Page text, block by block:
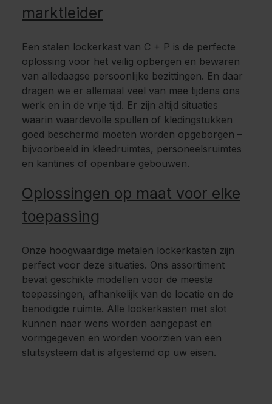
marktleider
Een stalen lockerkast van C + P is de perfecte
oplossing voor het veilig opbergen en bewaren
van alledaagse persoonlijke bezittingen. En daar
dragen we er allemaal veel van mee tijdens ons
werk en in de vrije tijd. Er zijn altijd situaties
waarin waardevolle spullen of kledingstukken
goed beschermd moeten worden opgeborgen –
bijvoorbeeld in kleedruimtes, personeelsruimtes
en kantines of openbare gebouwen.
Oplossingen op maat voor elke
toepassing
Onze hoogwaardige metalen lockerkasten zijn
perfect voor deze situaties. Ons assortiment
bevat geschikte modellen voor de meeste
toepassingen, afhankelijk van de locatie en de
benodigde ruimte. Alle lockerkasten met slot
kunnen naar wens worden aangepast en
vormgegeven en worden voorzien van een
sluitsysteem dat is afgestemd op uw eisen.